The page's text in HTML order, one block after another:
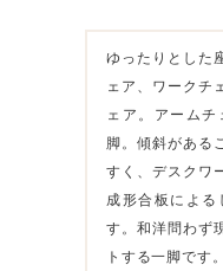
ゆったりとした
ェア、ワークチ
ェア。アーム
脚。傾斜がある
すく、デスクワ
成形合板による
す。和洋問わず
トする一脚です